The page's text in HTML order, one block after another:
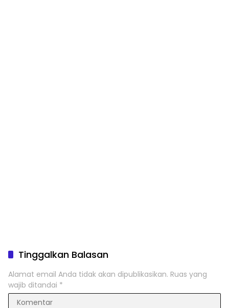
Tinggalkan Balasan
Alamat email Anda tidak akan dipublikasikan. Ruas yang
wajib ditandai *